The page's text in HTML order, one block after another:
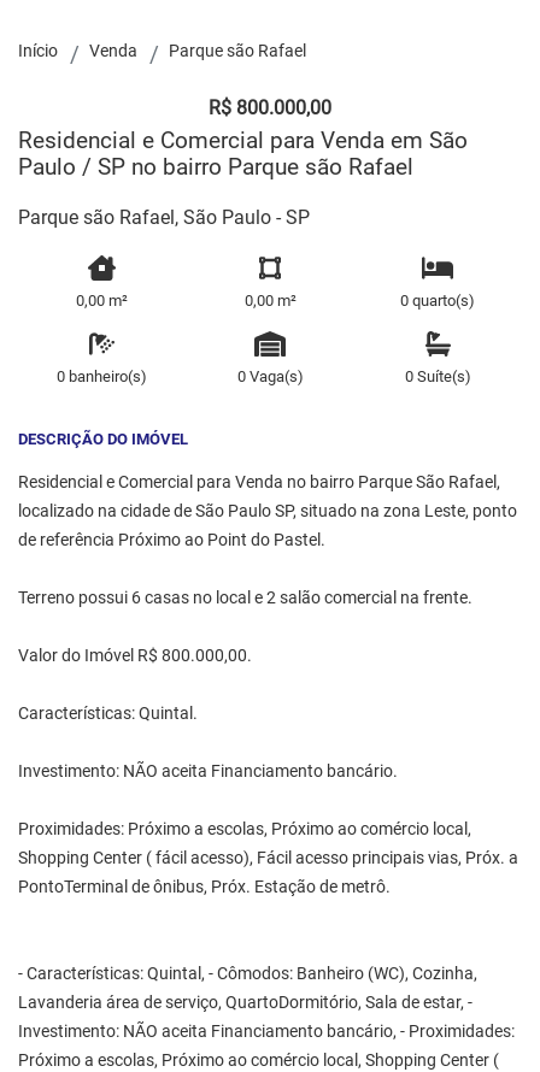
Início Venda Parque são Rafael
R$ 800.000,00
Residencial e Comercial para Venda em São
Paulo / SP no bairro Parque são Rafael
Parque são Rafael, São Paulo - SP
0,00 m² 0,00 m² 0 quarto(s)
0 banheiro(s) 0 Vaga(s) 0 Suíte(s)
DESCRIÇÃO DO IMÓVEL
Residencial e Comercial para Venda no bairro Parque São Rafael,
localizado na cidade de São Paulo SP, situado na zona Leste, ponto
de referência Próximo ao Point do Pastel.
Terreno possui 6 casas no local e 2 salão comercial na frente.
Valor do Imóvel R$ 800.000,00.
Características: Quintal.
Investimento: NÃO aceita Financiamento bancário.
Proximidades: Próximo a escolas, Próximo ao comércio local,
Shopping Center ( fácil acesso), Fácil acesso principais vias, Próx. a
PontoTerminal de ônibus, Próx. Estação de metrô.
- Características: Quintal, - Cômodos: Banheiro (WC), Cozinha,
Lavanderia área de serviço, QuartoDormitório, Sala de estar, -
Investimento: NÃO aceita Financiamento bancário, - Proximidades:
Próximo a escolas, Próximo ao comércio local, Shopping Center (